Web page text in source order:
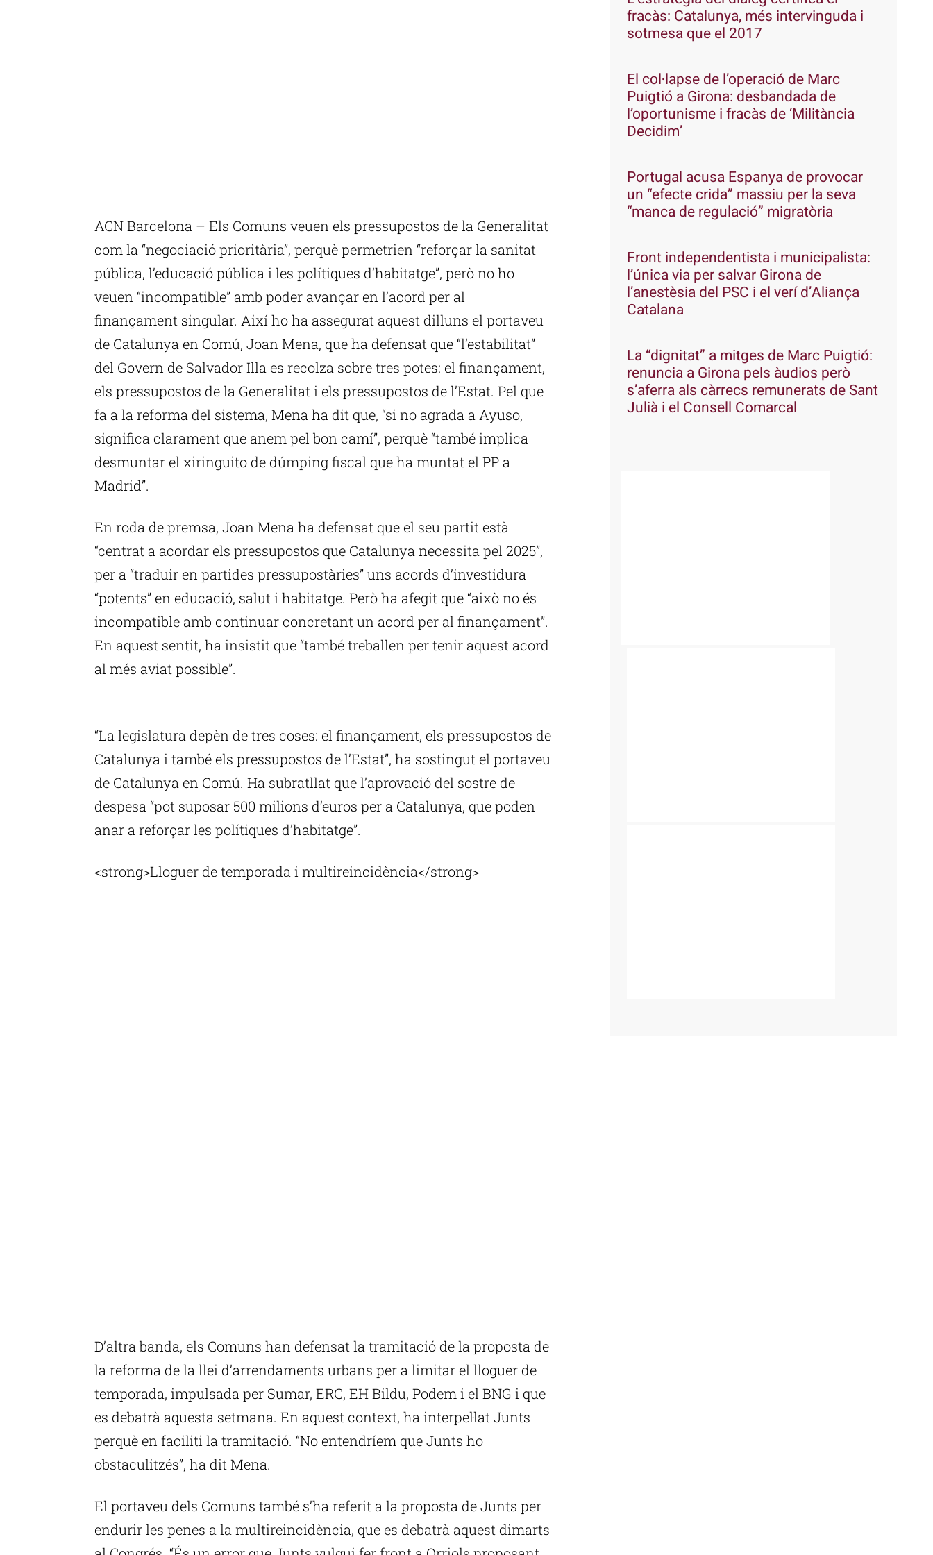
ACN Barcelona – Els Comuns veuen els pressupostos de la Generalitat
com la “negociació prioritària”, perquè permetrien “reforçar la sanitat
pública, l’educació pública i les polítiques d’habitatge”, però no ho
veuen “incompatible” amb poder avançar en l’acord per al
finançament singular. Així ho ha assegurat aquest dilluns el portaveu
de Catalunya en Comú, Joan Mena, que ha defensat que “l’estabilitat”
del Govern de Salvador Illa es recolza sobre tres potes: el finançament,
els pressupostos de la Generalitat i els pressupostos de l’Estat. Pel que
fa a la reforma del sistema, Mena ha dit que, “si no agrada a Ayuso,
significa clarament que anem pel bon camí”, perquè “també implica
desmuntar el xiringuito de dúmping fiscal que ha muntat el PP a
Madrid”.
En roda de premsa, Joan Mena ha defensat que el seu partit està
“centrat a acordar els pressupostos que Catalunya necessita pel 2025”,
per a “traduir en partides pressupostàries” uns acords d’investidura
“potents” en educació, salut i habitatge. Però ha afegit que “això no és
incompatible amb continuar concretant un acord per al finançament”.
En aquest sentit, ha insistit que “també treballen per tenir aquest acord
al més aviat possible”.
“La legislatura depèn de tres coses: el finançament, els pressupostos de
Catalunya i també els pressupostos de l’Estat”, ha sostingut el portaveu
de Catalunya en Comú. Ha subratllat que l’aprovació del sostre de
despesa “pot suposar 500 milions d’euros per a Catalunya, que poden
anar a reforçar les polítiques d’habitatge”.
<strong>Lloguer de temporada i multireincidència</strong>
D’altra banda, els Comuns han defensat la tramitació de la proposta de
la reforma de la llei d’arrendaments urbans per a limitar el lloguer de
temporada, impulsada per Sumar, ERC, EH Bildu, Podem i el BNG i que
es debatrà aquesta setmana. En aquest context, ha interpel·lat Junts
perquè en faciliti la tramitació. “No entendríem que Junts ho
obstaculitzés”, ha dit Mena.
El portaveu dels Comuns també s’ha referit a la proposta de Junts per
endurir les penes a la multireincidència, que es debatrà aquest dimarts
fracàs: Catalunya, més intervinguda i
sotmesa que el 2017
El col·lapse de l’operació de Marc
Puigtió a Girona: desbandada de
l’oportunisme i fracàs de ‘Militància
Decidim’
Portugal acusa Espanya de provocar
un “efecte crida” massiu per la seva
“manca de regulació” migratòria
Front independentista i municipalista:
l’única via per salvar Girona de
l’anestèsia del PSC i el verí d’Aliança
Catalana
La “dignitat” a mitges de Marc Puigtió:
renuncia a Girona pels àudios però
s’aferra als càrrecs remunerats de Sant
Julià i el Consell Comarcal